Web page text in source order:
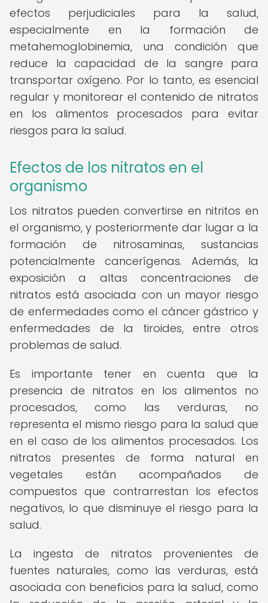
efectos perjudiciales para la salud,
especialmente en la formación de
metahemoglobinemia, una condición que
reduce la capacidad de la sangre para
transportar oxígeno. Por lo tanto, es esencial
regular y monitorear el contenido de nitratos
en los alimentos procesados para evitar
riesgos para la salud.
Efectos de los nitratos en el
organismo
Los nitratos pueden convertirse en nitritos en
el organismo, y posteriormente dar lugar a la
formación de nitrosaminas, sustancias
potencialmente cancerígenas. Además, la
exposición a altas concentraciones de
nitratos está asociada con un mayor riesgo
de enfermedades como el cáncer gástrico y
enfermedades de la tiroides, entre otros
problemas de salud.
Es importante tener en cuenta que la
presencia de nitratos en los alimentos no
procesados, como las verduras, no
representa el mismo riesgo para la salud que
en el caso de los alimentos procesados. Los
nitratos presentes de forma natural en
vegetales están acompañados de
compuestos que contrarrestan los efectos
negativos, lo que disminuye el riesgo para la
salud.
La ingesta de nitratos provenientes de
fuentes naturales, como las verduras, está
asociada con beneficios para la salud, como